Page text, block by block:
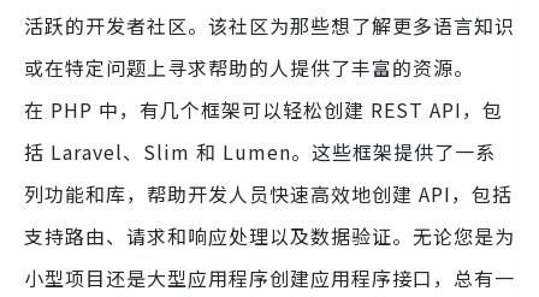
活跃的开发者社区。该社区为那些想了解更多语言知识
或在特定问题上寻求帮助的人提供了丰富的资源。
在 PHP 中，有几个框架可以轻松创建 REST API，包
括 Laravel、Slim 和 Lumen。这些框架提供了一系
列功能和库，帮助开发人员快速高效地创建 API，包括
支持路由、请求和响应处理以及数据验证。无论您是为
小型项目还是大型应用程序创建应用程序接口，总有一